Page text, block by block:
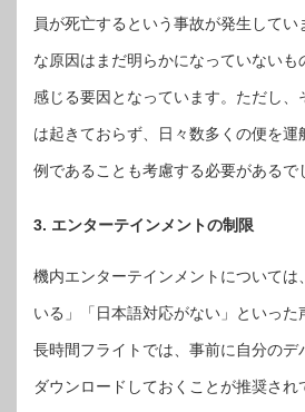
員が死亡するという事故が発生してい
な原因はまだ明らかになっていないも
感じる要因となっています。ただし、
は起きておらず、日々数多くの便を
例であることも考慮する必要があるで
3. エンターテインメントの制限
機内エンターテインメントについては
いる」「日本語対応がない」といった
長時間フライトでは、事前に自分のデ
ダウンロードしておくことが推奨され